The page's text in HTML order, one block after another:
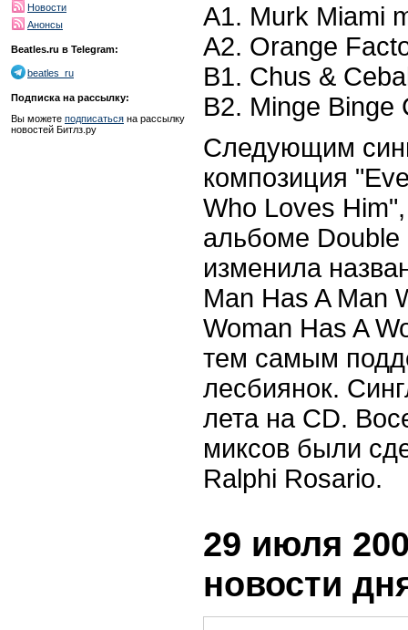
Новости
Анонсы
Beatles.ru в Telegram:
beatles_ru
Подписка на рассылку:
Вы можете подписаться на рассылку
новостей Битлз.ру
A1. Murk Miami
A2. Orange
B1. Chus &
B2. Minge Binge
Следующим
композиция
Who Loves
альбоме
изменила
Man Has A Man
Woman Has A
тем самым
лесбиянок.
лета на CD.
миксов были
Ralphi Rosario.
29 июля
новости